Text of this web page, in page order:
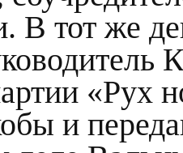
В тот же
«Рух
и